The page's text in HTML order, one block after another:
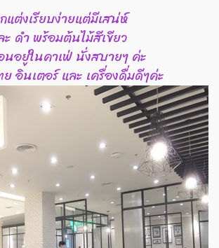
แต่งเรียบง่ายแต่มีเสน่ห์
ดำ พร้อมต้นไม้สีเขียว
นอยู่ในคาเฟ่ นั่งสบายๆ ค่ะ
ย อินเตอร์ และ เครื่องดื่มดีๆค่ะ